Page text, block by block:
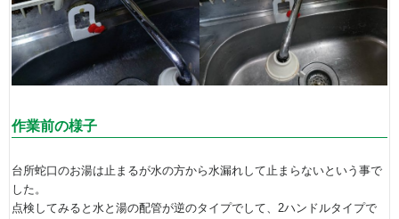
作業前の様子
台所蛇口のお湯は止まるが水の方から水漏れして止まらないという事で
した。
点検してみると水と湯の配管が逆のタイプでして、2ハンドルタイプで